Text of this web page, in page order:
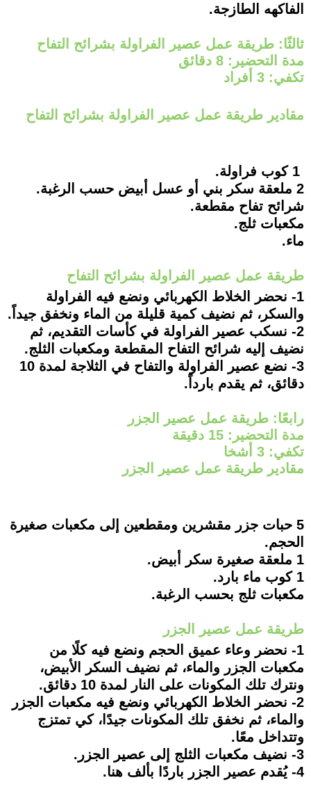
الفاكهه الطازجة.
ثالثًا: طريقة عمل عصير الفراولة بشرائح التفاح
مدة التحضير: 8 دقائق
تكفي: 3 أفراد
مقادير طريقة عمل عصير الفراولة بشرائح التفاح
2 ملعقة سكر بني أو عسل أبيض حسب الرغبة.
شرائح تفاح مقطعة.
مكعبات ثلج.
ماء.
طريقة عمل عصير الفراولة بشرائح التفاح
1- نحضر الخلاط الكهربائي ونضع فيه الفراولة
والسكر، ثم نضيف كمية قليلة من الماء ونخفق جيداً.
2- نسكب عصير الفراولة في كأسات التقديم، ثم
نضيف إليه شرائح التفاح المقطعة ومكعبات الثلج.
3- نضع عصير الفراولة والتفاح في الثلاجة لمدة 10
دقائق، ثم يقدم بارداً.
رابعًا: طريقة عمل عصير الجزر
مدة التحضير: 15 دقيقة
تكفي: 3 أشخا
مقادير طريقة عمل عصير الجزر
5 حبات جزر مقشرين ومقطعين إلى مكعبات صغيرة
الحجم.
1 ملعقة صغيرة سكر أبيض.
1 كوب ماء بارد.
مكعبات ثلج بحسب الرغبة.
طريقة عمل عصير الجزر
1- نحضر وعاء عميق الحجم ونضع فيه كلًا من
مكعبات الجزر والماء، ثم نضيف السكر الأبيض،
ونترك تلك المكونات على النار لمدة 10 دقائق.
2- نحضر الخلاط الكهربائي ونضع فيه مكعبات الجزر
والماء، ثم نخفق تلك المكونات جيدًا، كي تمتزج
وتتداخل معًا.
3- نضيف مكعبات الثلج إلى عصير الجزر.
4- يُقدم عصير الجزر باردًا بألف هنا.